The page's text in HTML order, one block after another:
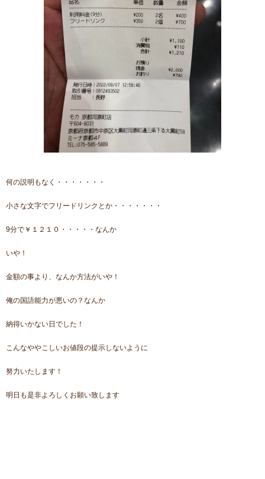
何の説明もなく・・・・・・・
小さな文字でフリードリンクとか・・・・・・・
9分で￥１２１０・・・・・なんか
いや！
金額の事より、なんか方法がいや！
俺の国語能力が悪いの？なんか
納得いかない日でした！
こんなややこしいお値段の提示しないように
努力いたします！
明日も是非よろしくお願い致します